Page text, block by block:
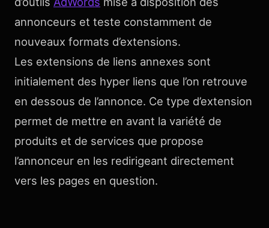
annonceurs et teste constamment de
nouveaux formats d’extensions.
Les extensions de liens annexes sont
initialement des hyper liens que l’on retrouve
en dessous de l’annonce. Ce type d’extension
permet de mettre en avant la variété de
produits et de services que propose
l’annonceur en les redirigeant directement
vers les pages en question.